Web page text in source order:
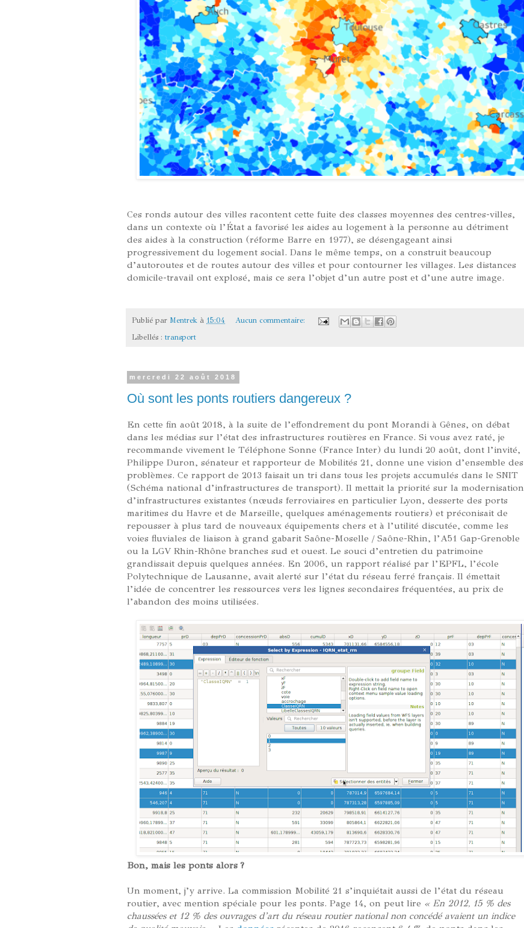
Ces ronds autour des villes racontent cette fuite des classes moyennes des centres-villes,
dans un contexte où l’État a favorisé les aides au logement à la personne au détriment
des aides à la construction (réforme Barre en 1977), se désengageant ainsi
progressivement du logement social. Dans le même temps, on a construit beaucoup
d’autoroutes et de routes autour des villes et pour contourner les villages. Les distances
domicile-travail ont explosé, mais ce sera l’objet d’un autre post et d’une autre image.
Publié par Mentrek à 15:04
Aucun commentaire:
Libellés : transport
mercredi 22 août 2018
Où sont les ponts routiers dangereux ?
En cette fin août 2018, à la suite de l’effondrement du pont Morandi à Gênes, on débat
dans les médias sur l’état des infrastructures routières en France. Si vous avez raté, je
recommande vivement le Téléphone Sonne (France Inter) du lundi 20 août, dont l’invité,
Philippe Duron, sénateur et rapporteur de Mobilités 21, donne une vision d’ensemble des
problèmes. Ce rapport de 2013 faisait un tri dans tous les projets accumulés dans le SNIT
(Schéma national d’infrastructures de transport). Il mettait la priorité sur la modernisation
d’infrastructures existantes (nœuds ferroviaires en particulier Lyon, desserte des ports
maritimes du Havre et de Marseille, quelques aménagements routiers) et préconisait de
repousser à plus tard de nouveaux équipements chers et à l’utilité discutée, comme les
voies fluviales de liaison à grand gabarit Saône-Moselle / Saône-Rhin, l’A51 Gap-Grenoble
ou la LGV Rhin-Rhône branches sud et ouest. Le souci d’entretien du patrimoine
grandissait depuis quelques années. En 2006, un rapport réalisé par l’EPFL, l’école
Polytechnique de Lausanne, avait alerté sur l’état du réseau ferré français. Il émettait
l’idée de concentrer les ressources vers les lignes secondaires fréquentées, au prix de
l’abandon des moins utilisées.
Bon, mais les ponts alors ?
Un moment, j’y arrive. La commission Mobilité 21 s’inquiétait aussi de l’état du réseau
routier, avec mention spéciale pour les ponts. Page 14, on peut lire « En 2012, 15 % des
chaussées et 12 % des ouvrages d’art du réseau routier national non concédé avaient un indice